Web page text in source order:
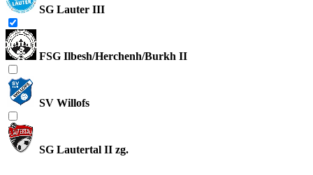
SG Lauter III
FSG Ilbesh/Herchenh/Burkh II
SV Willofs
SG Lautertal II zg.